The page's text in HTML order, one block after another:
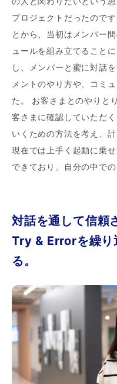
プロジェクトだったので
とから、当初はメンバー
ュールを組み立てること
し、メンバーと蜜に対話
メントのやり方や、コミ
た。 お客さまとのやりと
客さまに確認していただ
いくための方法を考え、
現在では上手く起動に乗
できており、自分の中で
対話を通して信頼
Try & Errorを繰り
る。